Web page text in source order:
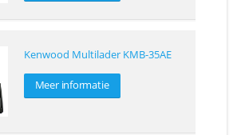
Kenwood Multilader KMB-35AE
Meer informatie